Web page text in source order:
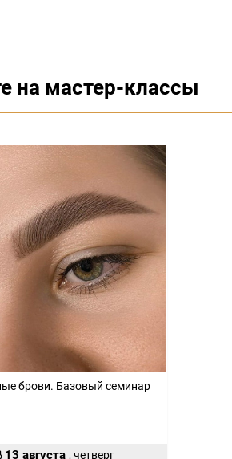
на мастер-классы
брови. Базовый семинар
13 августа , четверг